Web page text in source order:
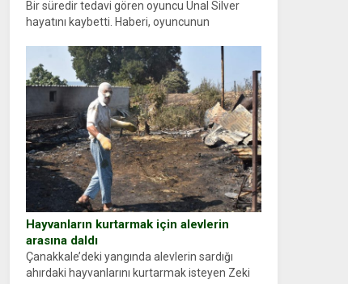
Bir süredir tedavi gören oyuncu Ünal Silver
hayatını kaybetti. Haberi, oyuncunun
sosyal medya hesabında “Usta Oyuncumuz ve
çok değerli dostumuz...
Hayvanların kurtarmak için alevlerin
arasına daldı
Çanakkale’deki yangında alevlerin sardığı
ahırdaki hayvanlarını kurtarmak isteyen Zeki